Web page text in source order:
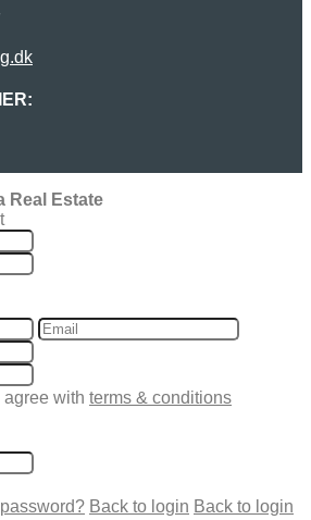
Real Estate
I agree with terms & conditions
Back to login Back to login